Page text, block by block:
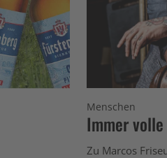
Menschen
Immer
Zu Marcos